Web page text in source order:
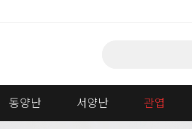
동양난 서양난 관엽